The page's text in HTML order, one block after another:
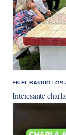
​EN EL BARRIO LOS
Interesante